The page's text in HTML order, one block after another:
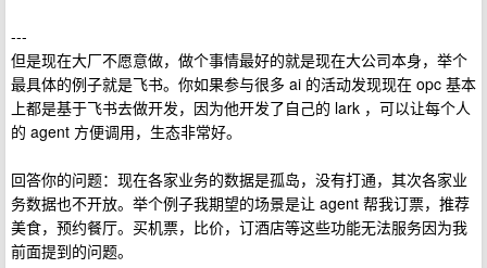
---
但是现在大厂不愿意做，做个事情最好的就是现在大公司本身，举个
最具体的例子就是飞书。你如果参与很多 ai 的活动发现现在 opc 基本
上都是基于飞书去做开发，因为他开发了自己的 lark ，可以让每个人
的 agent 方便调用，生态非常好。
回答你的问题：现在各家业务的数据是孤岛，没有打通，其次各家业
务数据也不开放。举个例子我期望的场景是让 agent 帮我订票，推荐
美食，预约餐厅。买机票，比价，订酒店等这些功能无法服务因为我
前面提到的问题。